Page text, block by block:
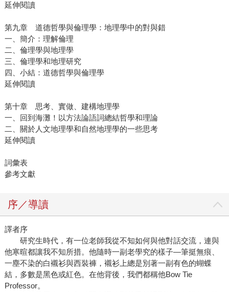
延伸閱讀
第九章 道德哲學與倫理學：地理學中的對與錯
一、簡介：理解倫理
二、倫理學與地理學
三、倫理學和地理研究
四、小結：道德哲學與倫理學
延伸閱讀
第十章 思考、實做、建構地理學
一、回到海灘！以方法論語詞總結哲學和理論
二、關於人文地理學和自然地理學的一些思考
延伸閱讀
詞彙表
參考文獻
序／導讀
譯者序
研究生時代，有一位老師我從不知如何與他對話交流，連與
他寒暄都讓我不知所措。他隨時一副老學究的樣子—筆挺無痕、
一塵不染的白襯衫與西裝褲，襯衫上總是別著一副有色的蝴蝶
結，多數是黑色或紅色。在他背後，我們都稱他Bow Tie
Professor。